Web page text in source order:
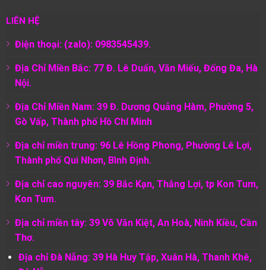
LIÊN HỆ
Điện thoại: (zalo): 0983545439.
Địa Chỉ Miền Bắc: 77 Đ. Lê Duẩn, Văn Miếu, Đống Đa, Hà
Nội.
Địa Chỉ Miền Nam: 39 Đ. Dương Quảng Hàm, Phường 5,
Gò Vấp, Thành phố Hồ Chí Minh
Địa chỉ miền trung: 96 Lê Hồng Phong, Phường Lê Lợi,
Thành phố Qui Nhơn, Bình Định.
Địa chỉ cao nguyên: 39 Bắc Kạn, Thắng Lợi, tp Kon Tum,
Kon Tum.
Địa chỉ miền tây: 39 Võ Văn Kiệt, An Hoà, Ninh Kiều, Cần
Thơ.
Địa chỉ Đà Nẵng: 39 Hà Huy Tập, Xuân Hà, Thanh Khê,